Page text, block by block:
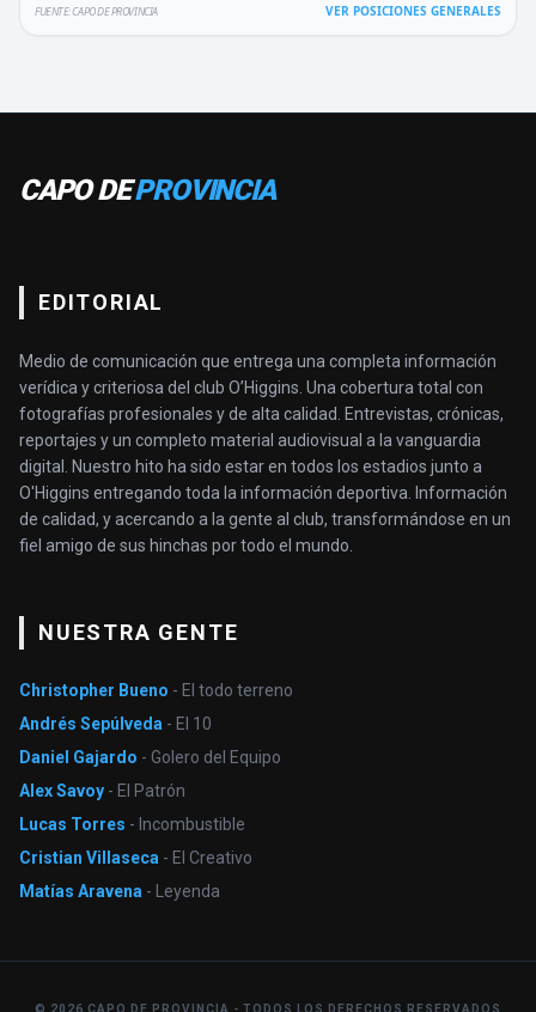
FUENTE: CAPO DE PROVINCIA VER POSICIONES GENERALES
CAPO DEPROVINCIA
EDITORIAL
Medio de comunicación que entrega una completa información
verídica y criteriosa del club O’Higgins. Una cobertura total con
fotografías profesionales y de alta calidad. Entrevistas, crónicas,
reportajes y un completo material audiovisual a la vanguardia
digital. Nuestro hito ha sido estar en todos los estadios junto a
O'Higgins entregando toda la información deportiva. Información
de calidad, y acercando a la gente al club, transformándose en un
fiel amigo de sus hinchas por todo el mundo.
NUESTRA GENTE
Christopher Bueno - El todo terreno
Andrés Sepúlveda - El 10
Daniel Gajardo - Golero del Equipo
Alex Savoy - El Patrón
Lucas Torres - Incombustible
Cristian Villaseca - El Creativo
Matías Aravena - Leyenda
© 2026 CAPO DE PROVINCIA - TODOS LOS DERECHOS RESERVADOS